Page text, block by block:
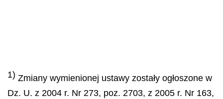
1) Zmiany wymienionej ustawy zostały ogłoszone w
Dz. U. z 2004 r. Nr 273, poz. 2703, z 2005 r. Nr 163,